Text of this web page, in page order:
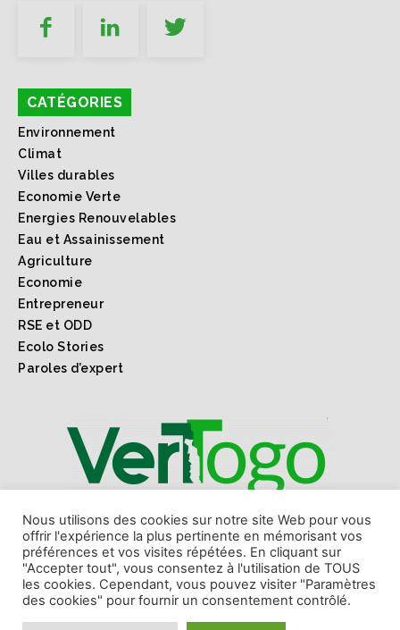
CATÉGORIES
Environnement
Climat
Villes durables
Economie Verte
Energies Renouvelables
Eau et Assainissement
Agriculture
Economie
Entrepreneur
RSE et ODD
Ecolo Stories
Paroles d’expert
1er webmagazine sur l'environnement l'économie verte
et les ODD au Togo et en Afrique.
Nous utilisons des cookies sur notre site Web pour vous
offrir l'expérience la plus pertinente en mémorisant vos
préférences et vos visites répétées. En cliquant sur
"Accepter tout", vous consentez à l'utilisation de TOUS
les cookies. Cependant, vous pouvez visiter "Paramètres
des cookies" pour fournir un consentement contrôlé.